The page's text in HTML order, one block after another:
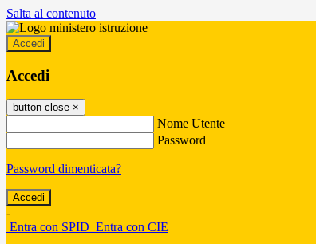
Salta al contenuto
Accedi
Accedi
button close ×
Nome Utente
Password
Password dimenticata?
-
Entra con SPID Entra con CIE